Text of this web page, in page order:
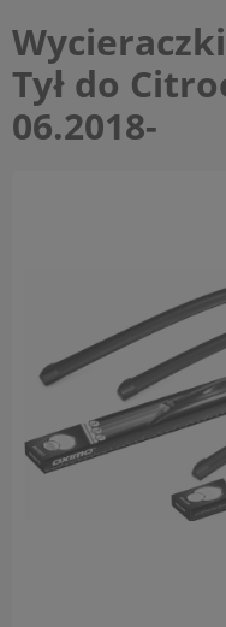
Tył do
06.2018-